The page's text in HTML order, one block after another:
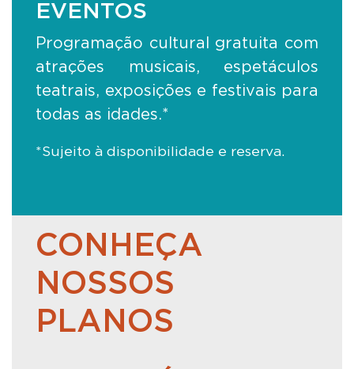
EVENTOS
Programação cultural gratuita com
atrações musicais, espetáculos
teatrais, exposições e festivais para
todas as idades.*
*Sujeito à disponibilidade e reserva.
CONHEÇA
NOSSOS
PLANOS